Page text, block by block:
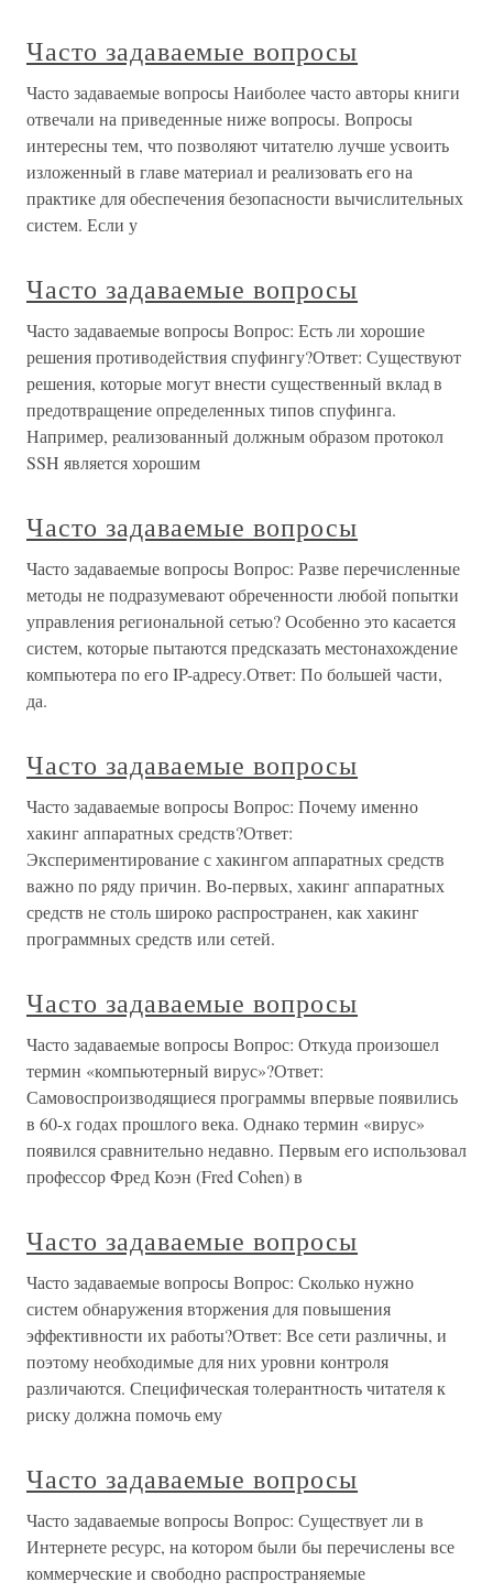
Часто задаваемые вопросы
Часто задаваемые вопросы Наиболее часто авторы книги
отвечали на приведенные ниже вопросы. Вопросы
интересны тем, что позволяют читателю лучше усвоить
изложенный в главе материал и реализовать его на
практике для обеспечения безопасности вычислительных
систем. Если у
Часто задаваемые вопросы
Часто задаваемые вопросы Вопрос: Есть ли хорошие
решения противодействия спуфингу?Ответ: Существуют
решения, которые могут внести существенный вклад в
предотвращение определенных типов спуфинга.
Например, реализованный должным образом протокол
SSH является хорошим
Часто задаваемые вопросы
Часто задаваемые вопросы Вопрос: Разве перечисленные
методы не подразумевают обреченности любой попытки
управления региональной сетью? Особенно это касается
систем, которые пытаются предсказать местонахождение
компьютера по его IP-адресу.Ответ: По большей части,
да.
Часто задаваемые вопросы
Часто задаваемые вопросы Вопрос: Почему именно
хакинг аппаратных средств?Ответ:
Экспериментирование с хакингом аппаратных средств
важно по ряду причин. Во-первых, хакинг аппаратных
средств не столь широко распространен, как хакинг
программных средств или сетей.
Часто задаваемые вопросы
Часто задаваемые вопросы Вопрос: Откуда произошел
термин «компьютерный вирус»?Ответ:
Самовоспроизводящиеся программы впервые появились
в 60-х годах прошлого века. Однако термин «вирус»
появился сравнительно недавно. Первым его использовал
профессор Фред Коэн (Fred Cohen) в
Часто задаваемые вопросы
Часто задаваемые вопросы Вопрос: Сколько нужно
систем обнаружения вторжения для повышения
эффективности их работы?Ответ: Все сети различны, и
поэтому необходимые для них уровни контроля
различаются. Специфическая толерантность читателя к
риску должна помочь ему
Часто задаваемые вопросы
Часто задаваемые вопросы Вопрос: Существует ли в
Интернете ресурс, на котором были бы перечислены все
коммерческие и свободно распространяемые